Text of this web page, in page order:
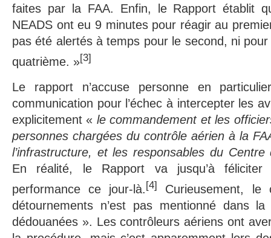
faites par la FAA. Enfin, le Rapport établit
NEADS ont eu 9 minutes pour réagir au
pas été alertés à temps pour le second, ni
quatrième. »[3]
Le rapport n’accuse personne en
communication pour l’échec à intercepter les
explicitement « le commandement et les
personnes chargées du contrôle aérien à la
l’infrastructure, et les responsables du
En réalité, le Rapport va jusqu’à
performance ce jour-là.[4]
Curieusement, le
détournements n’est pas mentionné dans
dédouanées ». Les contrôleurs aériens ont